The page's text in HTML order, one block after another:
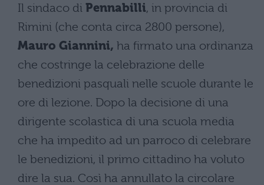
Il sindaco di Pennabilli, in provincia di
Rimini (che conta circa 2800 persone),
Mauro Giannini, ha firmato una ordinanza
che costringe la celebrazione delle
benedizioni pasquali nelle scuole durante le
ore di lezione. Dopo la decisione di una
dirigente scolastica di una scuola media
che ha impedito ad un parroco di celebrare
le benedizioni, il primo cittadino ha voluto
dire la sua. Così ha annullato la circolare